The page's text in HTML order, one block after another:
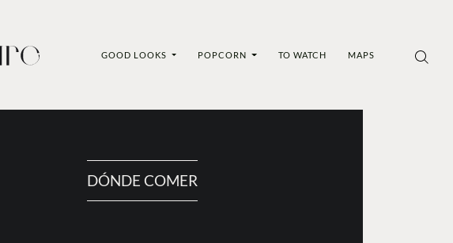
GOOD LOOKS POPCORN TO WATCH MAPS
DÓNDE COMER